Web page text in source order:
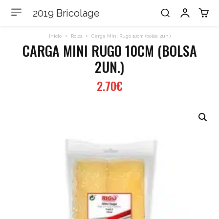
2019 Bricolage
Início Rolos Carga Mini Rugo 10cm (bolsa 2un.)
CARGA MINI RUGO 10CM (BOLSA
2UN.)
2.70€